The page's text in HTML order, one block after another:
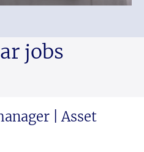
jobs
| Asset